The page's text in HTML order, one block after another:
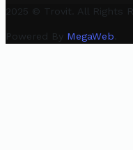
2025 © Trovit. All Rights
Powered By MegaWeb